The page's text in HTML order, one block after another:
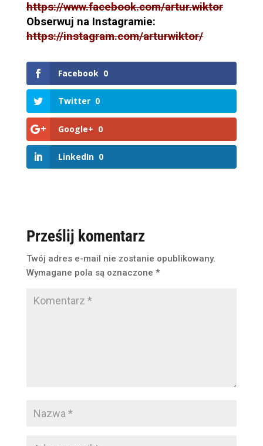
https://www.facebook.com/artur.wiktor
Obserwuj na Instagramie:
https://instagram.com/arturwiktor/
Facebook 0
Twitter 0
Google+ 0
LinkedIn 0
Prześlij komentarz
Twój adres e-mail nie zostanie opublikowany.
Wymagane pola są oznaczone *